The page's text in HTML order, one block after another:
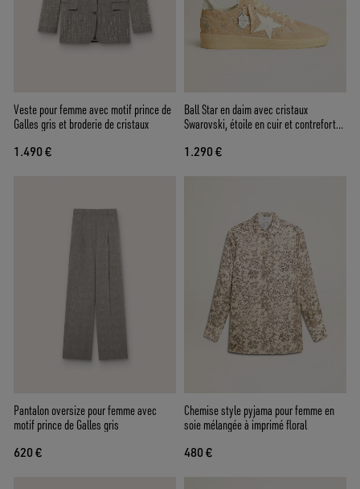
Veste pour femme avec motif prince de
Galles gris et broderie de cristaux
1.490 €
Ball Star en daim avec cristaux
Swarovski, étoile en cuir et contrefort
1.290 €
Pantalon oversize pour femme avec
motif prince de Galles gris
620 €
Chemise style pyjama pour femme en
soie mélangée à imprimé floral
480 €